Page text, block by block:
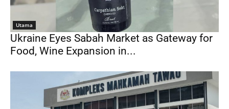
Utama
Ukraine Eyes Sabah Market as Gateway for
Food, Wine Expansion in...